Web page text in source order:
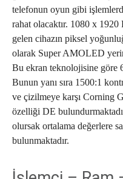
telefonun oyun gibi
rahat olacaktır. 1080 x
gelen cihazın piksel
olarak Super AMOLED
Bu ekran teknolojisine göre
Bunun yanı sıra 1500:1
ve çizilmeye karşı Corning
özelliği DE
olursak ortalama değerlere
bulunmaktadır.